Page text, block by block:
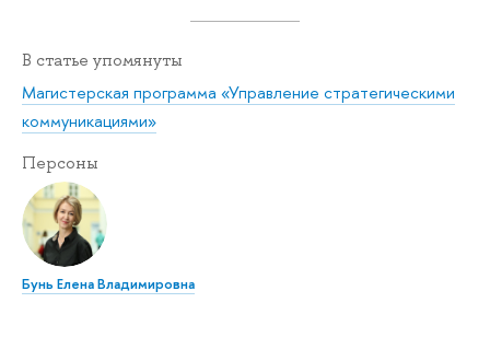
В статье упомянуты
Магистерская программа «Управление стратегическими
коммуникациями»
Персоны
Бунь Елена Владимировна